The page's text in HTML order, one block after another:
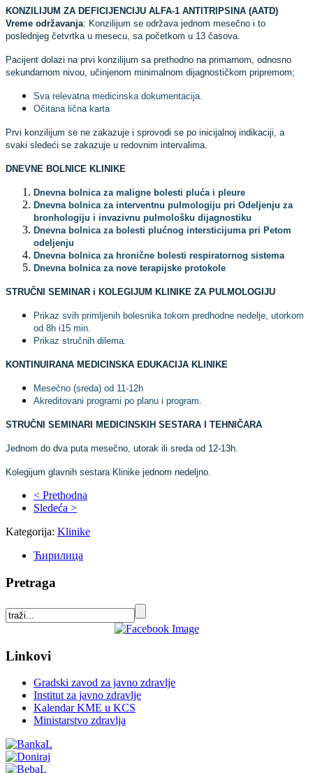
KONZILIJUM ZA DEFICIJENCIJU ALFA-1 ANTITRIPSINA (AATD)
Vreme održavanja: Konzilijum se održava jednom mesečno i to
poslednjeg četvrtka u mesecu, sa početkom u 13 časova.
Pacijent dolazi na prvi konzilijum sa prethodno na primarnom, odnosno
sekundarnom nivou, učinjenom minimalnom dijagnostičkom pripremom;
Sva relevatna medicinska dokumentacija.
Očitana lična karta
Prvi konzilijum se ne zakazuje i sprovodi se po inicijalnoj indikaciji, a
svaki sledeći se zakazuje u redovnim intervalima.
DNEVNE BOLNICE KLINIKE
Dnevna bolnica za maligne bolesti pluća i pleure
Dnevna bolnica za interventnu pulmologiju pri Odeljenju za
bronhologiju i invazivnu pulmološku dijagnostiku
Dnevna bolnica za bolesti plućnog intersticijuma pri Petom
odeljenju
Dnevna bolnica za hronične bolesti respiratornog sistema
Dnevna bolnica za nove terapijske protokole
STRUČNI SEMINAR i KOLEGIJUM KLINIKE ZA PULMOLOGIJU
Prikaz svih primljenih bolesnika tokom predhodne nedelje, utorkom
od 8h i15 min.
Prikaz stručnih dilema.
KONTINUIRANA MEDICINSKA EDUKACIJA KLINIKE
Mesečno (sreda) od 11-12h
Akreditovani programi po planu i program.
STRUČNI SEMINARI MEDICINSKIH SESTARA I TEHNIČARA
Jednom do dva puta mesečno, utorak ili sreda od 12-13h.
Kolegijum glavnih sestara Klinike jednom nedeljno.
< Prethodna
Sledeća >
Kategorija: Klinike
Ћирилица
Pretraga
Linkovi
Gradski zavod za javno zdravlje
Institut za javno zdravlje
Kalendar KME u KCS
Ministarstvo zdravlja